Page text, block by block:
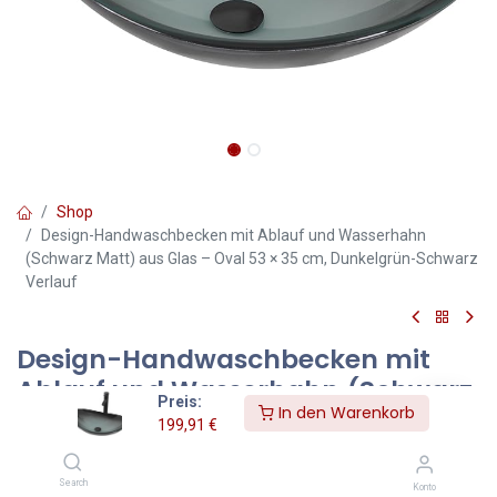
Preis:
199,91 €
In den Warenkorb
Search Konto
Shop
Design-Handwaschbecken mit Ablauf und Wasserhahn
(Schwarz Matt) aus Glas – Oval 53 × 35 cm, Dunkelgrün-Schwarz
Verlauf
Design-Handwaschbecken mit
Ablauf und Wasserhahn (Schwarz
Matt) aus Glas – Oval 53 × 35 cm,
Dunkelgrün-Schwarz Verlauf
Dieses ovale Aufsatzwaschbecken überzeugt mit einem edlen